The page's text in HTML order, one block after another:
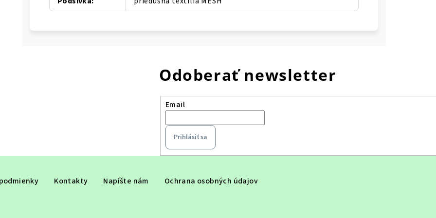
Odoberať newsletter
Email
Prihlásiť sa
Kontakty Napíšte nám Ochrana osobných údajov